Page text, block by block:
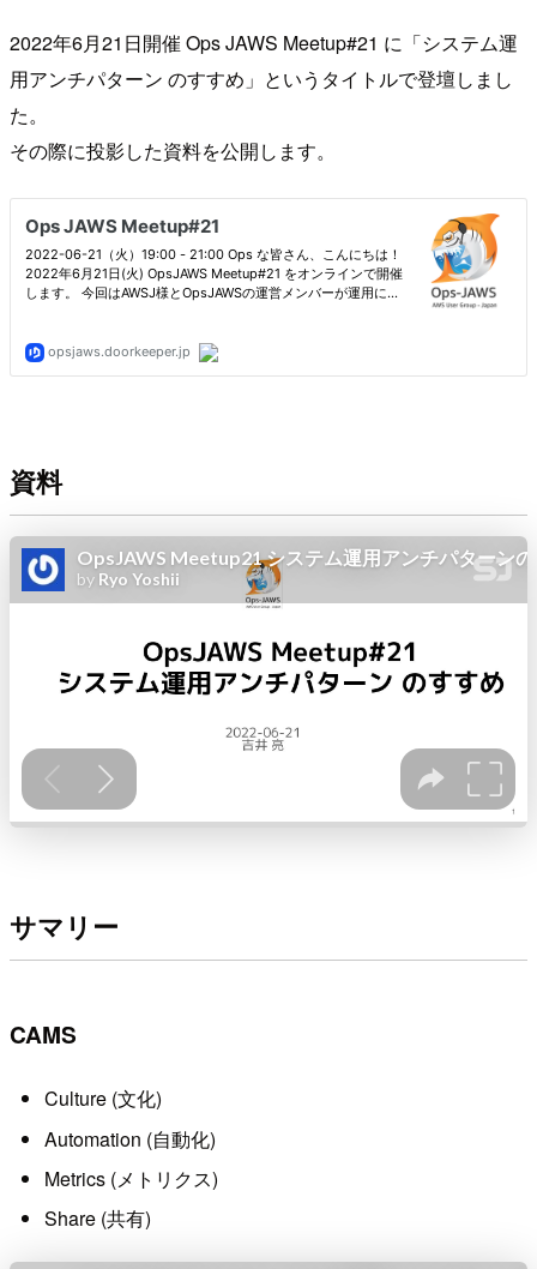
2022年6月21日開催 Ops JAWS Meetup#21 に「システム運
用アンチパターン のすすめ」というタイトルで登壇しまし
た。
その際に投影した資料を公開します。
資料
サマリー
CAMS
Culture (文化)
Automation (自動化)
Metrics (メトリクス)
Share (共有)